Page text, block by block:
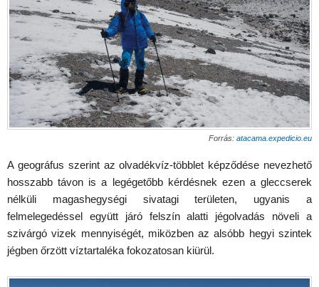
Forrás: atacama.expedicio.eu
A geográfus szerint az olvadékvíz-többlet képződése nevezhető
hosszabb távon is a legégetőbb kérdésnek ezen a gleccserek
nélküli magashegységi sivatagi területen, ugyanis a
felmelegedéssel együtt járó felszín alatti jégolvadás növeli a
szivárgó vizek mennyiségét, miközben az alsóbb hegyi szintek
jégben őrzött víztartaléka fokozatosan kiürül.